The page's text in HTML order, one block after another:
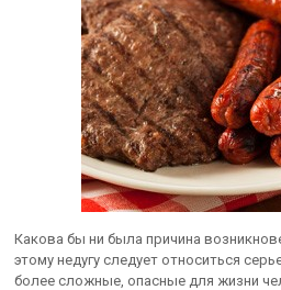
Какова бы ни была причина
этому недугу следует относиться
более сложные, опасные для жизни